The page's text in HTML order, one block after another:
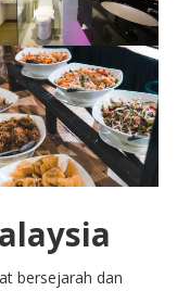
bersejarah dan